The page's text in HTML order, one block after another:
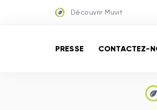
Découvrir Muvit
PRESSE CONTACTEZ-